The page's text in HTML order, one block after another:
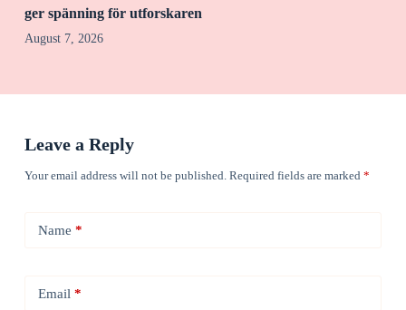
ger spänning för utforskaren
August 7, 2026
Leave a Reply
Your email address will not be published. Required fields are marked *
Name *
Email *